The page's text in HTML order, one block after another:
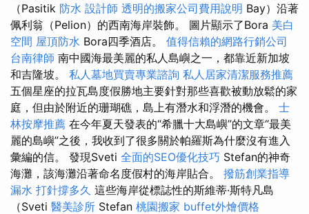
（Pasitik 防水 設計師 透明的搬家公司費用說明 Bay）沿著
佩利翁（Pelion）的西南海岸裝飾。 圖片顯示了Bora 美白
空間 屋頂防水 Bora四季酒店。 值得信賴的網路行銷公司
台南律師 南中國海最美麗的私人島嶼之一，都靠近新加坡
和吉隆坡。 私人墓地買賣專業諮詢 私人居家清潔服務推薦
五個星座的拉瓦島度假勝地主要針對那些喜歡被動放鬆的家
庭，但由於附近的珊瑚礁，島上有潛水和浮潛的機會。 士
林按摩推薦 在今年夏天發表的“希臘十大島嶼”的文章“最美
麗的島嶼”之後，我收到了很多關於帕羅斯為什麼沒有進入
彙編的信。 發現Sveti 全面的SEO優化技巧 Stefan的神奇
海灘，該海灘沿著命名度假村的海岸貼合。 撥筋創業指導
漏水 打針撐多久 這些海岸從標誌性的斯維蒂·斯特凡島
（Sveti 醫美診所 Stefan 桃園搬家 buffet外燴價格